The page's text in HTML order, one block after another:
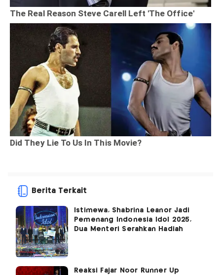
Berita Terkait
Istimewa, Shabrina Leanor Jadi
Pemenang Indonesia Idol 2025,
Dua Menteri Serahkan Hadiah
Reaksi Fajar Noor Runner Up